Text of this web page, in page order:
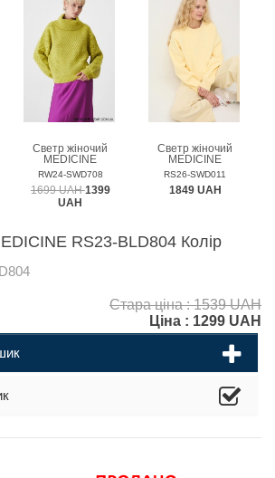
Светр жіночий
MEDICINE
RW24-SWD708
1699 UAH1399
UAH
Светр жіночий
MEDICINE
RS26-SWD011
1849 UAH
RS23-BLD804 Колір
Стара ціна : 1539 UAH
Ціна : 1299 UAH